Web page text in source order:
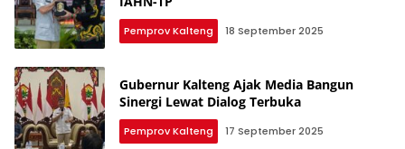
Pemprov Kalteng 18 September 2025
Gubernur Kalteng Ajak Media Bangun
Sinergi Lewat Dialog Terbuka
Pemprov Kalteng 17 September 2025